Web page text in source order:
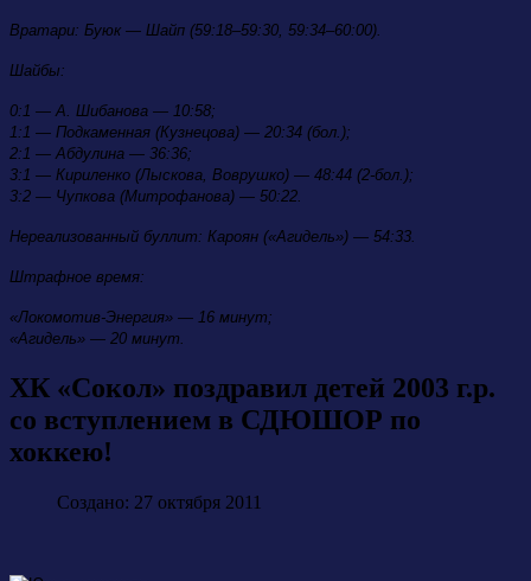
Вратари: Буюк — Шайп (59:18–59:30, 59:34–60:00).
Шайбы:
0:1 — А. Шибанова — 10:58;
1:1 — Подкаменная (Кузнецова) — 20:34 (бол.);
2:1 — Абдулина — 36:36;
3:1 — Кириленко (Лыскова, Воврушко) — 48:44 (2-бол.);
3:2 — Чупкова (Митрофанова) — 50:22.
Нереализованный буллит: Кароян («Агидель») — 54:33.
Штрафное время:
«Локомотив-Энергия» — 16 минут;
«Агидель» — 20 минут.
ХК «Сокол» поздравил детей 2003 г.р.
со вступлением в СДЮШОР по
хоккею!
Создано: 27 октября 2011